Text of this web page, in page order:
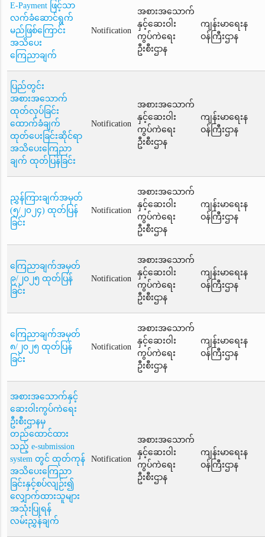
E-Payment ဖြင့်သာ
လက်ခံဆောင်ရွက်
မည်ဖြစ်ကြောင်း
အသိပေး
ကြေညာချက်
Notification
အစားအသောက်
နှင့်ဆေးဝါး
ကွပ်ကဲရေး
ဦးစီးဌာန
ကျန်းမာရေးန
ဝန်ကြီးဌာန
ပြည်တွင်း
အစားအသောက်
ထုတ်လုပ်ခြင်း
ထောက်ခံချက်
ထုတ်ပေးခြင်းဆိုင်ရာ
အသိပေးကြေညာ
ချက် ထုတ်ပြန်ခြင်း
Notification
အစားအသောက်
နှင့်ဆေးဝါး
ကွပ်ကဲရေး
ဦးစီးဌာန
ကျန်းမာရေးန
ဝန်ကြီးဌာန
ညွှန်ကြားချက်အမှတ်
(၅/၂၀၂၄) ထုတ်ပြန်
ခြင်း
Notification
အစားအသောက်
နှင့်ဆေးဝါး
ကွပ်ကဲရေး
ဦးစီးဌာန
ကျန်းမာရေးန
ဝန်ကြီးဌာန
ကြေညာချက်အမှတ်
၉/၂၀၂၅ ထုတ်ပြန်
ခြင်း
Notification
အစားအသောက်
နှင့်ဆေးဝါး
ကွပ်ကဲရေး
ဦးစီးဌာန
ကျန်းမာရေးန
ဝန်ကြီးဌာန
ကြေညာချက်အမှတ်
၈/၂၀၂၅ ထုတ်ပြန်
ခြင်း
Notification
အစားအသောက်
နှင့်ဆေးဝါး
ကွပ်ကဲရေး
ဦးစီးဌာန
ကျန်းမာရေးန
ဝန်ကြီးဌာန
အစားအသောက်နှင့်
ဆေးဝါးကွပ်ကဲရေး
ဦးစီးဌာနမှ
တည်ထောင်ထား
သည့် e-submission
system တွင် ထုတ်ကုန်
အသိပေးကြေညာ
ခြင်းနှင့်စပ်လျဉ်း၍
လျှောက်ထားသူများ
အသုံးပြုရန်
လမ်းညွှန်ချက်
Notification
အစားအသောက်
နှင့်ဆေးဝါး
ကွပ်ကဲရေး
ဦးစီးဌာန
ကျန်းမာရေးန
ဝန်ကြီးဌာန